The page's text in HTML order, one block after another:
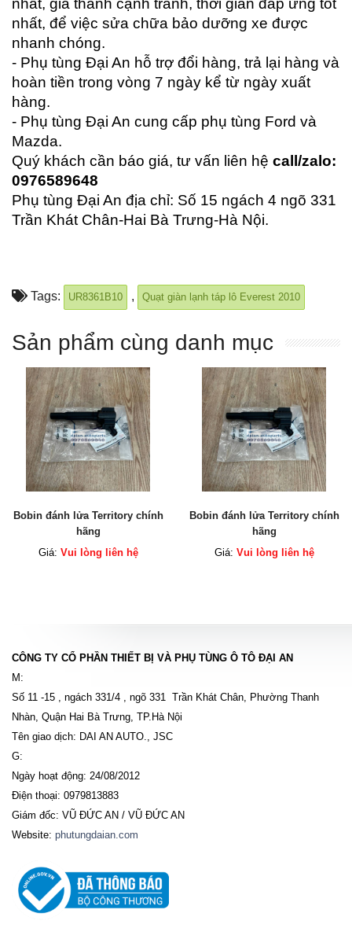
nhất, giá thành cạnh tranh, thời gian đáp ứng tốt
nhất, để việc sửa chữa bảo dưỡng xe được
nhanh chóng.
- Phụ tùng Đại An hỗ trợ đổi hàng, trả lại hàng và
hoàn tiền trong vòng 7 ngày kể từ ngày xuất
hàng.
- Phụ tùng Đại An cung cấp phụ tùng Ford và
Mazda.
Quý khách cần báo giá, tư vấn liên hệ call/zalo:
0976589648
Phụ tùng Đại An địa chỉ: Số 15 ngách 4 ngõ 331
Trần Khát Chân-Hai Bà Trưng-Hà Nội.
Tags: UR8361B10 , Quạt giàn lạnh táp lô Everest 2010
Sản phẩm cùng danh mục
Bobin đánh lửa Territory chính
hãng
Giá: Vui lòng liên hệ
Bobin đánh lửa Territory chính
hãng
Giá: Vui lòng liên hệ
CÔNG TY CỔ PHẦN THIẾT BỊ VÀ PHỤ TÙNG Ô TÔ ĐẠI AN
M:
Số 11 -15 , ngách 331/4 , ngõ 331 Trần Khát Chân, Phường Thanh
Nhàn, Quận Hai Bà Trưng, TP.Hà Nội
Tên giao dịch: DAI AN AUTO., JSC
G:
Ngày hoạt động: 24/08/2012
Điện thoại: 0979813883
Giám đốc: VŨ ĐỨC AN / VŨ ĐỨC AN
Website: phutungdaian.com